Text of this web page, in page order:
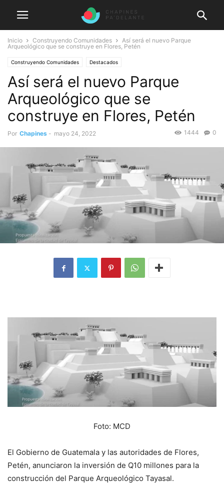
Inicio Construyendo Comunidades
Así será el nuevo Parque
Arqueológico que se construye en Flores, Petén
Construyendo Comunidades Destacados
Así será el nuevo Parque
Arqueológico que se
construye en Flores, Petén
Por Chapines - mayo 24, 2022 0
1444
Foto: MCD
El Gobierno de Guatemala y las autoridades de Flores,
Petén, anunciaron la inversión de Q10 millones para la
construcción del Parque Arqueológico Tayasal.